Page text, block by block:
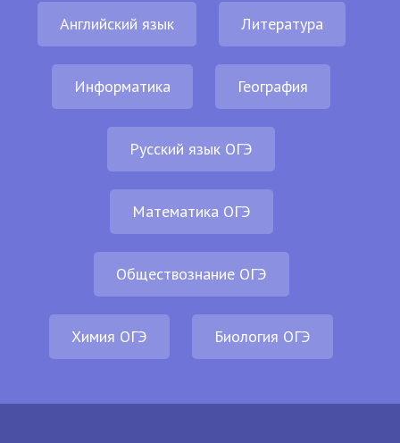
Английский язык Литература
Информатика География
Русский язык ОГЭ
Математика ОГЭ
Обществознание ОГЭ
Химия ОГЭ Биология ОГЭ